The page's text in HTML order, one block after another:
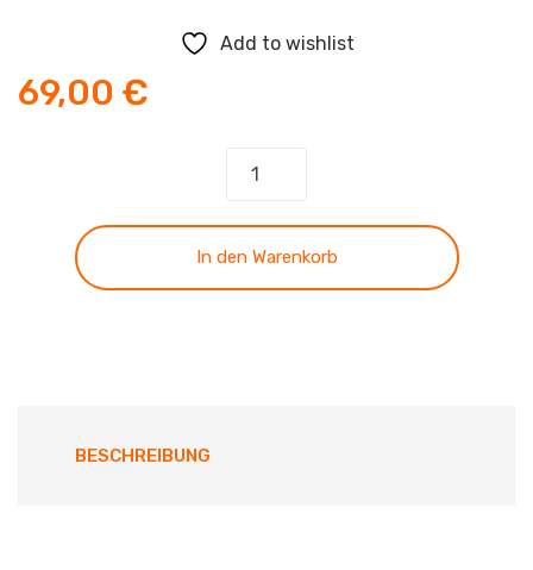
Add to wishlist
69,00 €
Predigten
(Band
In den Warenkorb
BESCHREIBUNG